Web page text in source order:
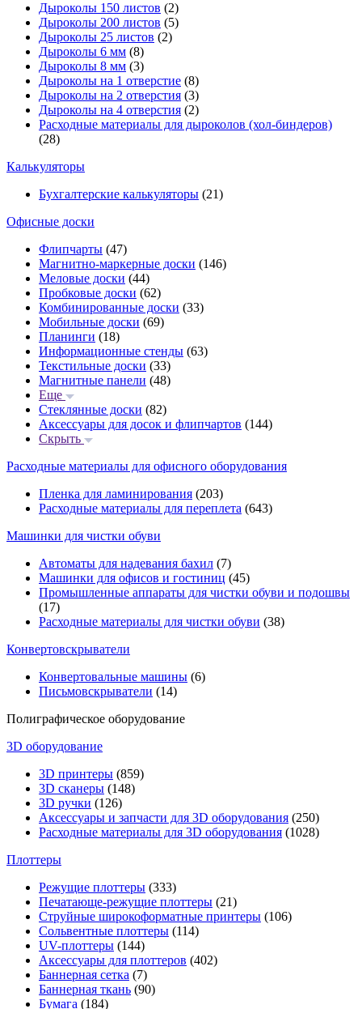
Дыроколы 150 листов (2)
Дыроколы 200 листов (5)
Дыроколы 25 листов (2)
Дыроколы 6 мм (8)
Дыроколы 8 мм (3)
Дыроколы на 1 отверстие (8)
Дыроколы на 2 отверстия (3)
Дыроколы на 4 отверстия (2)
Расходные материалы для дыроколов (хол-биндеров)
(28)
Калькуляторы
Бухгалтерские калькуляторы (21)
Офисные доски
Флипчарты (47)
Магнитно-маркерные доски (146)
Меловые доски (44)
Пробковые доски (62)
Комбинированные доски (33)
Мобильные доски (69)
Планинги (18)
Информационные стенды (63)
Текстильные доски (33)
Магнитные панели (48)
Еще
Стеклянные доски (82)
Аксессуары для досок и флипчартов (144)
Скрыть
Расходные материалы для офисного оборудования
Пленка для ламинирования (203)
Расходные материалы для переплета (643)
Машинки для чистки обуви
Автоматы для надевания бахил (7)
Машинки для офисов и гостиниц (45)
Промышленные аппараты для чистки обуви и подошвы
(17)
Расходные материалы для чистки обуви (38)
Конвертовскрыватели
Конвертовальные машины (6)
Письмовскрыватели (14)
Полиграфическое оборудование
3D оборудование
3D принтеры (859)
3D сканеры (148)
3D ручки (126)
Аксессуары и запчасти для 3D оборудования (250)
Расходные материалы для 3D оборудования (1028)
Плоттеры
Режущие плоттеры (333)
Печатающе-режущие плоттеры (21)
Струйные широкоформатные принтеры (106)
Сольвентные плоттеры (114)
UV-плоттеры (144)
Аксессуары для плоттеров (402)
Баннерная сетка (7)
Баннерная ткань (90)
Бумага (184)